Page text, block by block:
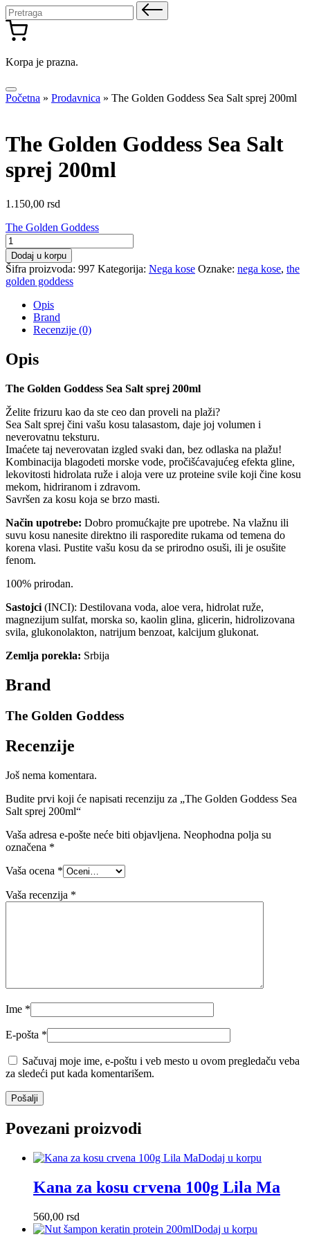
Pretraga
za:
Korpa je prazna.
Početna » Prodavnica » The Golden Goddess Sea Salt sprej 200ml
The Golden Goddess Sea Salt
sprej 200ml
1.150,00 rsd
The Golden Goddess
The
Golden
Goddess
Sea
Salt
sprej
200ml
količina
Dodaj u korpu
Šifra proizvoda: 997 Kategorija: Nega kose Oznake: nega kose, the
golden goddess
Opis
Brand
Recenzije (0)
Opis
The Golden Goddess Sea Salt sprej 200ml
Želite frizuru kao da ste ceo dan proveli na plaži?
Sea Salt sprej čini vašu kosu talasastom, daje joj volumen i
neverovatnu teksturu.
Imaćete taj neverovatan izgled svaki dan, bez odlaska na plažu!
Kombinacija blagodeti morske vode, pročišćavajućeg efekta gline,
lekovitosti hidrolata ruže i aloja vere uz proteine svile koji čine kosu
mekom, hidriranom i zdravom.
Savršen za kosu koja se brzo masti.
Način upotrebe: Dobro promućkajte pre upotrebe. Na vlažnu ili
suvu kosu nanesite direktno ili rasporedite rukama od temena do
korena vlasi. Pustite vašu kosu da se prirodno osuši, ili je osušite
fenom.
100% prirodan.
Sastojci (INCI): Destilovana voda, aloe vera, hidrolat ruže,
magnezijum sulfat, morska so, kaolin glina, glicerin, hidrolizovana
svila, glukonolakton, natrijum benzoat, kalcijum glukonat.
Zemlja porekla: Srbija
Brand
The Golden Goddess
Recenzije
Još nema komentara.
Budite prvi koji će napisati recenziju za „The Golden Goddess Sea
Salt sprej 200ml“
Vaša adresa e-pošte neće biti objavljena. Neophodna polja su
označena *
Vaša ocena *
Vaša recenzija *
Ime *
E-pošta *
Sačuvaj moje ime, e-poštu i veb mesto u ovom pregledaču veba
za sledeći put kada komentarišem.
Povezani proizvodi
Dodaj u korpu
Kana za kosu crvena 100g Lila Ma
560,00 rsd
Dodaj u korpu